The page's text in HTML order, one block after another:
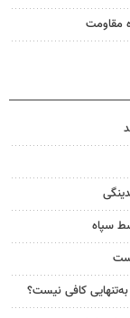
سپاه
کافی نیست؟